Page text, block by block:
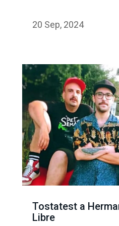
20 Sep, 2024
Tostatest a
Libre